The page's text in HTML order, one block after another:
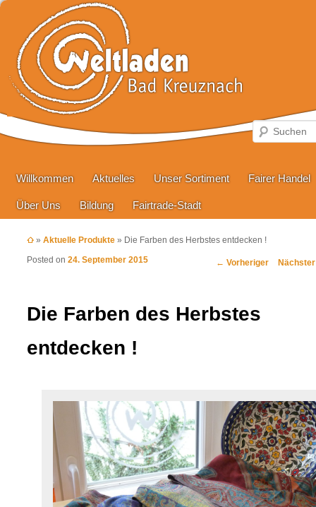
Hauptmenü
Zum primären Inhalt springen
Zum sekundären Inhalt springen
Willkommen Aktuelles Unser Sortiment Fairer Handel
Über Uns Bildung Fairtrade-Stadt
» Aktuelle Produkte » Die Farben des Herbstes entdecken !
Beitragsnavigation
← Vorheriger
Die Farben des Herbstes
entdecken !
Posted on 24. September 2015